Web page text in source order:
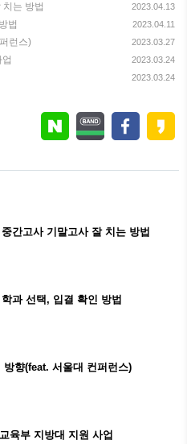
는 방법 2023.04.13
법 2023.04.11
런스) 2023.03.27
2023.03.24
2023.03.24
간고사 기말고사 잘 치는 방법
과 선택, 입결 확인 방법
방향(feat. 서울대 컨퍼런스)
육부 지방대 지원 사업